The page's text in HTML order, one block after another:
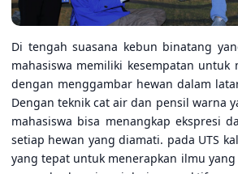
Di tengah suasana kebun binatang
mahasiswa memiliki kesempatan untuk
dengan menggambar hewan dalam
Dengan teknik cat air dan pensil warna
mahasiswa bisa menangkap ekspresi
setiap hewan yang diamati. pada UTS
yang tepat untuk menerapkan ilmu